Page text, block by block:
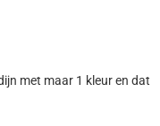
met maar 1 kleur en dat